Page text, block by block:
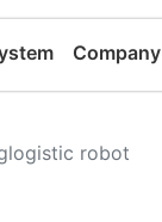
Company
robot